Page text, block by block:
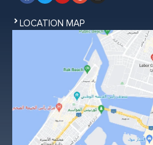
LOCATION MAP